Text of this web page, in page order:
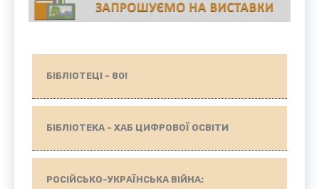
БІБЛІОТЕЦІ - 80!
БІБЛІОТЕКА - ХАБ ЦИФРОВОЇ ОСВІТИ
РОСІЙСЬКО-УКРАЇНСЬКА ВІЙНА: